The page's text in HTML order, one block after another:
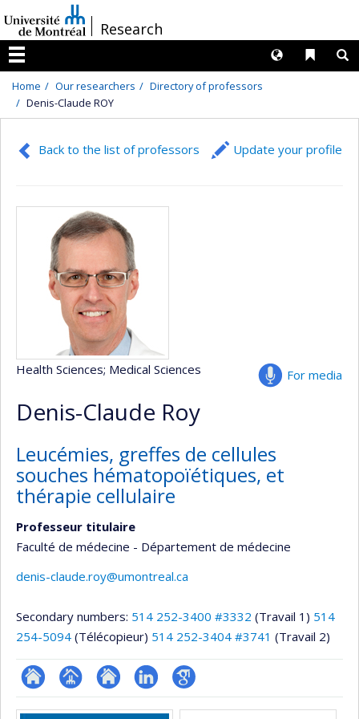
au
contenu
/Research
Menu
Liens
Langues
Home Our researchers
Directory of professors
Denis-Claude ROY
Back to the list of professors Update your profile
For media
Health Sciences; Medical Sciences
Denis-Claude Roy
Leucémies, greffes de cellules
souches hématopoïétiques, et
thérapie cellulaire
Professeur titulaire
Faculté de médecine - Département de médecine
denis-claude.roy@umontreal.ca
Secondary numbers: 514 252-3400 #3332 (Travail 1) 514
254-5094 (Télécopieur) 514 252-3404 #3741 (Travail 2)
ResearchGate
Page Site
LinkedInGoogle